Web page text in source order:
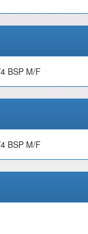
BSP M/F
BSP M/F